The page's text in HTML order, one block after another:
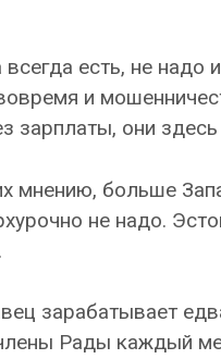
есть, не надо
и
зарплаты, они
мнению, больше
не надо.
зарабатывает
Рады каждый